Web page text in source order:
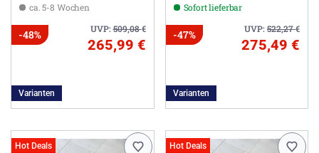
ca. 5-8 Wochen
UVP:509,08€
-48%
265,99 €
Varianten
Sofort lieferbar
UVP:522,27€
-47%
275,49 €
Varianten
Hot Deals Hot Deals